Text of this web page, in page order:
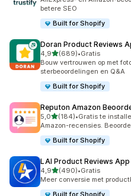
betere SEO
Built for Shopify
Doran Product Reviews
4,9van 5 sterren
(689)
689 recensies in totaal
•Gratis
Bouw vertrouwen op met
sterbeoordelingen en Q&A
Built for Shopify
Reputon Amazon
5,0van 5 sterren
(184)
184 recensies in totaal
•Gratis te
Amazon-recensies.
Built for Shopify
LAI Product Reviews App
4,9van 5 sterren
(490)
490 recensies in totaal
•Gratis
Meer conversie met